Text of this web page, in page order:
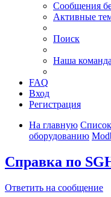
Сообщения
Активные
Поиск
Наша
FAQ
Вход
Регистрация
На главную
оборудованию
Справка по
Ответить на сообщение